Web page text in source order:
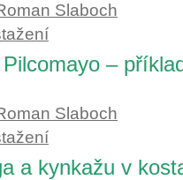
Slaboch
–
Slaboch
a kynkažu v